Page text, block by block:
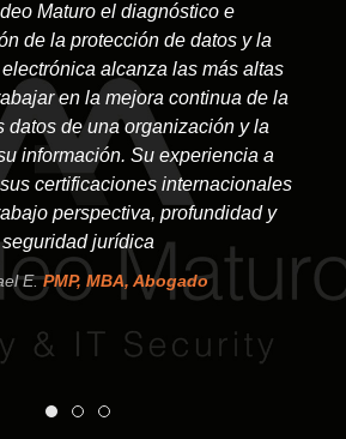
Maturo el diagnóstico e
de la protección de datos y la
alcanza las más altas
en la mejora continua de la
datos de una organización y la
información. Su experiencia a
certificaciones internacionales
perspectiva, profundidad y
seguridad jurídica
E.PMP, MBA, Abogado